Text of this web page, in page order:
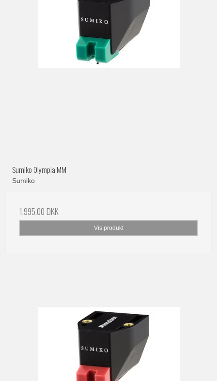
Sumiko Olympia MM
Sumiko
1.995,00 DKK
Vis produkt